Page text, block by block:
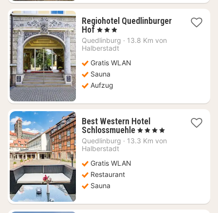
Regiohotel Quedlinburger
Hof 1
Nacht
ab
€
, 3 Sterne
Quedlinburg · 13.8 Km von
Halberstadt
Gratis WLAN
Sauna
Aufzug
Best Western Hotel
Schlossmuehle1
Nacht
, 4 Sterne
Quedlinburg · 13.3 Km von
Halberstadt
Gratis WLAN
Restaurant
Sauna